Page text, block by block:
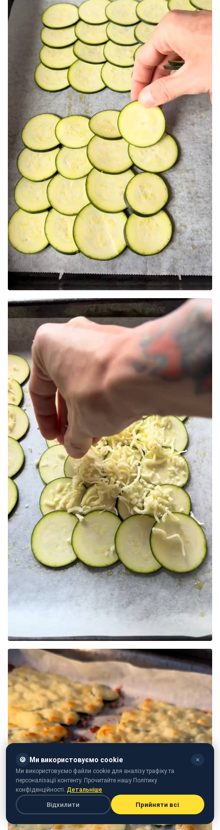
🍪 Ми використовуємо cookie ✕
Ми використовуємо файли cookie для аналізу трафіку та
персоналізації контенту. Прочитайте нашу Політику
конфіденційності. Детальніше
Відхилити Прийняти всі